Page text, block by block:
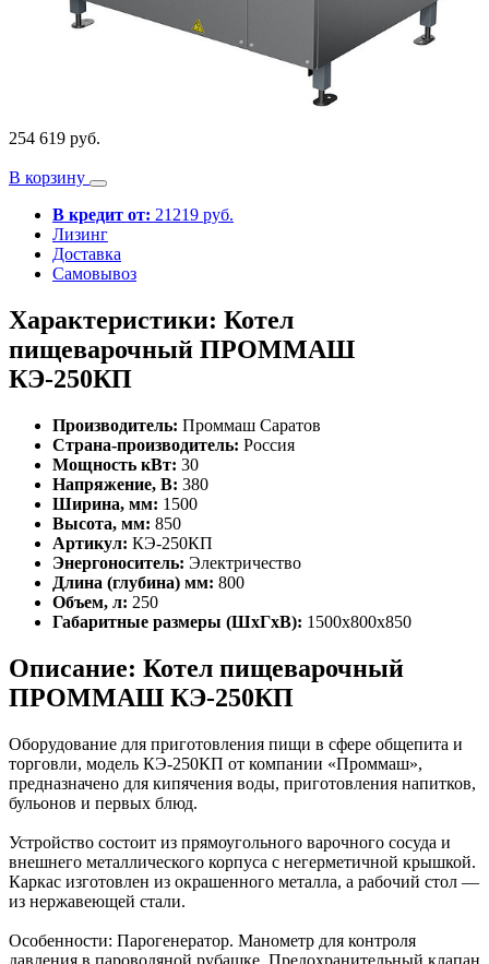
254 619 руб.
В корзину
В кредит от: 21219 руб.
Лизинг
Доставка
Самовывоз
Характеристики: Котел
пищеварочный ПРОММАШ
КЭ-250КП
Производитель: Проммаш Саратов
Страна-производитель: Россия
Мощность кВт: 30
Напряжение, В: 380
Ширина, мм: 1500
Высота, мм: 850
Артикул: КЭ-250КП
Энергоноситель: Электричество
Длина (глубина) мм: 800
Объем, л: 250
Габаритные размеры (ШхГхВ): 1500х800х850
Описание: Котел пищеварочный
ПРОММАШ КЭ-250КП
Оборудование для приготовления пищи в сфере общепита и
торговли, модель КЭ-250КП от компании «Проммаш»,
предназначено для кипячения воды, приготовления напитков,
бульонов и первых блюд.
Устройство состоит из прямоугольного варочного сосуда и
внешнего металлического корпуса с негерметичной крышкой.
Каркас изготовлен из окрашенного металла, а рабочий стол —
из нержавеющей стали.
Особенности: Парогенератор. Манометр для контроля
давления в пароводяной рубашке. Предохранительный клапан